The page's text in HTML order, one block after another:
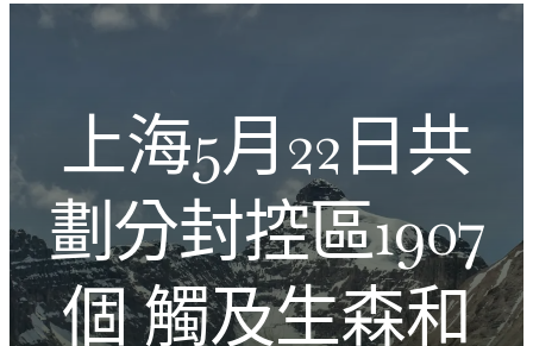
Introducing the Savara collection of luxury resorts
文化的激盪
上海5月22日共
劃分封控區1907
個 觸及生森和